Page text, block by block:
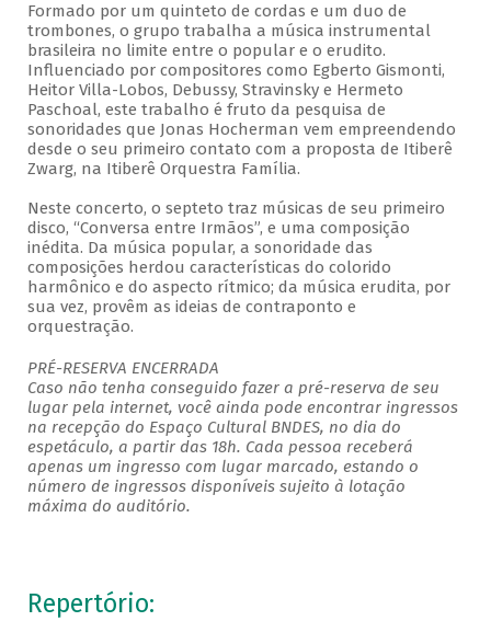
Formado por um quinteto de cordas e um duo de
trombones, o grupo trabalha a música instrumental
brasileira no limite entre o popular e o erudito.
Influenciado por compositores como Egberto Gismonti,
Heitor Villa-Lobos, Debussy, Stravinsky e Hermeto
Paschoal, este trabalho é fruto da pesquisa de
sonoridades que Jonas Hocherman vem empreendendo
desde o seu primeiro contato com a proposta de Itiberê
Zwarg, na Itiberê Orquestra Família.
Neste concerto, o septeto traz músicas de seu primeiro
disco, “Conversa entre Irmãos”, e uma composição
inédita. Da música popular, a sonoridade das
composições herdou características do colorido
harmônico e do aspecto rítmico; da música erudita, por
sua vez, provêm as ideias de contraponto e
orquestração.
PRÉ-RESERVA ENCERRADA
Caso não tenha conseguido fazer a pré-reserva de seu
lugar pela internet, você ainda pode encontrar ingressos
na recepção do Espaço Cultural BNDES, no dia do
espetáculo, a partir das 18h. Cada pessoa receberá
apenas um ingresso com lugar marcado, estando o
número de ingressos disponíveis sujeito à lotação
máxima do auditório.
Repertório: